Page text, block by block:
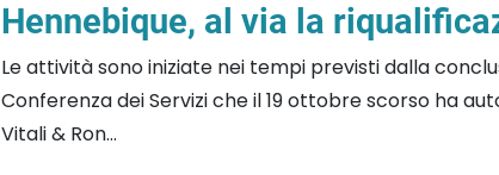
Hennebique, al via la
Le attività sono iniziate nei tempi previsti dalla
Conferenza dei Servizi che il 19 ottobre scorso ha
Vitali & Ron...